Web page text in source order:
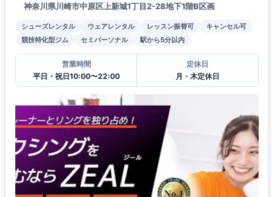
神奈川県川崎市中原区上新城1丁目2-28地下1階B区画
シューズレンタル ウェアレンタル レッスン振替可
キャンセル可
競技特化型ジム
セミパーソナル 駅から5分以内
営業時間
平日・祝日10:00〜22:00
定休日
月・木定休日